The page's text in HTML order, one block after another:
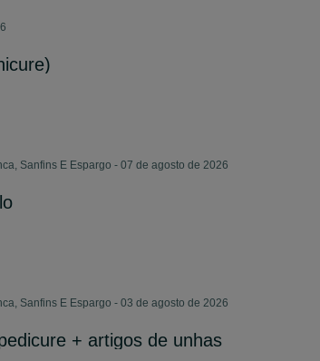
Sanfins E Espargo - 07 de agosto de 2026
Sanfins E Espargo - 03 de agosto de 2026
+ artigos de unhas